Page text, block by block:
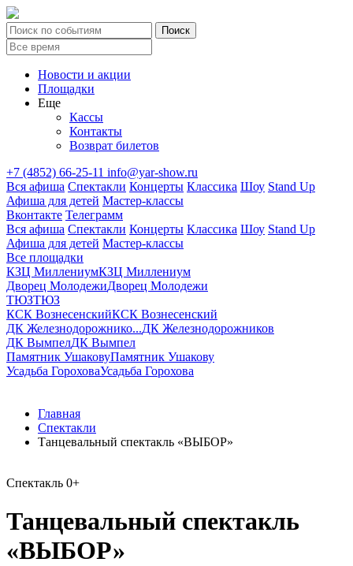
Новости и акции
Площадки
Еще
Кассы
Контакты
Возврат билетов
+7 (4852) 66-25-11 info@yar-show.ru
Вся афиша Спектакли Концерты Классика Шоу Stand Up
Афиша для детей Мастер-классы
Вконтакте Телеграмм
Вся афиша Спектакли Концерты Классика Шоу Stand Up
Афиша для детей Мастер-классы
Все площадки
КЗЦ МиллениумКЗЦ Миллениум
Дворец МолодежиДворец Молодежи
ТЮЗТЮЗ
КСК ВознесенскийКСК Вознесенский
ДК Железнодорожнико...ДК Железнодорожников
ДК ВымпелДК Вымпел
Памятник УшаковуПамятник Ушакову
Усадьба ГороховаУсадьба Горохова
Главная
Спектакли
Танцевальный спектакль «ВЫБОР»
Спектакль 0+
Танцевальный спектакль
«ВЫБОР»